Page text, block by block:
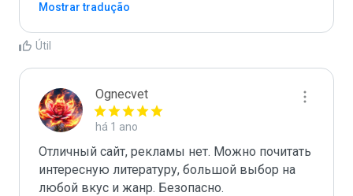
Mostrar tradução
Útil
Ognecvet
há 1 ano
Отличный сайт, рекламы нет. Можно почитать
интересную литературу, большой выбор на
любой вкус и жанр. Безопасно.